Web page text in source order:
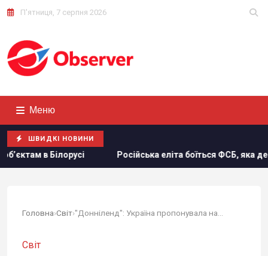
П'ятниця, 7 серпня 2026
Меню
ШВИДКІ НОВИНИ
Російська еліта боїться ФСБ, яка дедалі більше виходить з-
Головна›Світ›
Світ